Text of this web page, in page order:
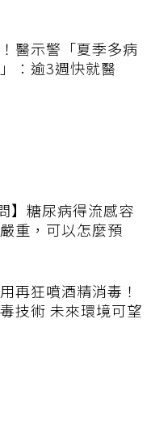
醫示警「夏季多病
：逾3週快就醫
】糖尿病得流感容
重，可以怎麼預
再狂噴酒精消毒！
技術 未來環境可望